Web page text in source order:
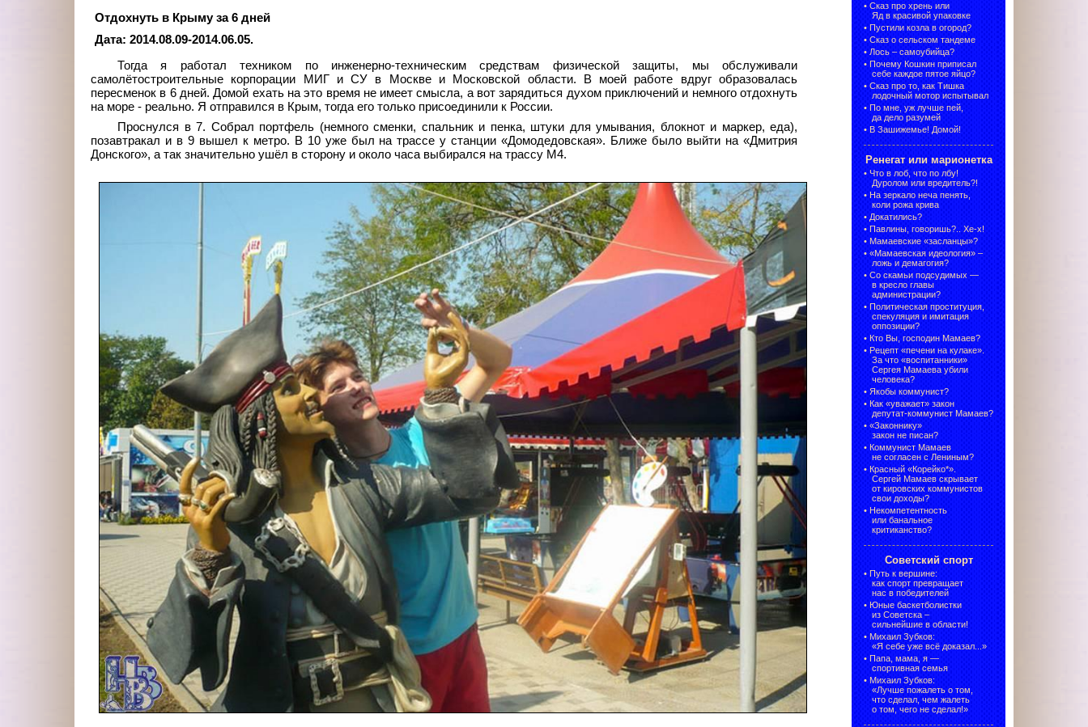
Отдохнуть в Крыму за 6 дней
Дата: 2014.08.09-2014.06.05.
Тогда я работал техником по инженерно-техническим средствам физической защиты, мы обслуживали
самолётостроительные корпорации МИГ и СУ в Москве и Московской области. В моей работе вдруг образовалась
пересменок в 6 дней. Домой ехать на это время не имеет смысла, а вот зарядиться духом приключений и немного отдохнуть
на море - реально. Я отправился в Крым, тогда его только присоединили к России.
Проснулся в 7. Собрал портфель (немного сменки, спальник и пенка, штуки для умывания, блокнот и маркер, еда),
позавтракал и в 9 вышел к метро. В 10 уже был на трассе у станции «Домодедовская». Ближе было выйти на «Дмитрия
Донского», а так значительно ушёл в сторону и около часа выбирался на трассу М4.
• Сказ про хрень или
Яд в красивой упаковке
• Пустили козла в огород?
• Сказ о сельском тандеме
• Лось – самоубийца?
• Почему Кошкин приписал
себе каждое пятое яйцо?
• Сказ про то, как Тишка
лодочный мотор испытывал
• По мне, уж лучше пей,
да дело разумей
• В Зашижемье! Домой!
Ренегат или марионетка
• Что в лоб, что по лбу!
Дуролом или вредитель?!
• На зеркало неча пенять,
коли рожа крива
• Докатились?
• Павлины, говоришь?.. Хе-х!
• Мамаевские «засланцы»?
• «Мамаевская идеология» –
ложь и демагогия?
• Со скамьи подсудимых —
в кресло главы
администрации?
• Политическая проституция,
спекуляция и имитация
оппозиции?
• Кто Вы, господин Мамаев?
• Рецепт «печени на кулаке».
За что «воспитанники»
Сергея Мамаева убили
человека?
• Якобы коммунист?
• Как «уважает» закон
депутат-коммунист Мамаев?
• «Законнику»
закон не писан?
• Коммунист Мамаев
не согласен с Лениным?
• Красный «Корейко*».
Сергей Мамаев скрывает
от кировских коммунистов
свои доходы?
• Некомпетентность
или банальное
критиканство?
Советский спорт
• Путь к вершине:
как спорт превращает
нас в победителей
• Юные баскетболистки
из Советска –
сильнейшие в области!
• Михаил Зубков:
«Я себе уже всё доказал...»
• Папа, мама, я —
спортивная семья
• Михаил Зубков:
«Лучше пожалеть о том,
что сделал, чем жалеть
о том, чего не сделал!»